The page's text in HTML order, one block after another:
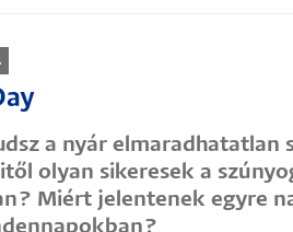
a nyár
olyan sikeresek a
Miért jelentenek egyre